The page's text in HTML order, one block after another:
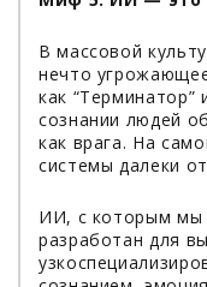
В массовой
нечто
как “Терминатор”
сознании людей
как врага. На
системы далеки
ИИ, с которым мы
разработан для